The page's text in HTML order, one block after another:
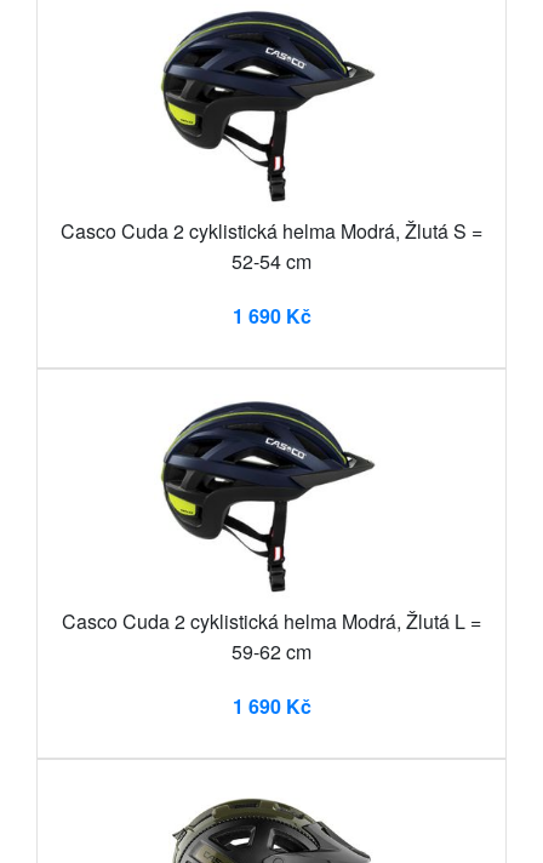
Casco Cuda 2 cyklistická helma Modrá, Žlutá S =
52-54 cm
1 690 Kč
Casco Cuda 2 cyklistická helma Modrá, Žlutá L =
59-62 cm
1 690 Kč